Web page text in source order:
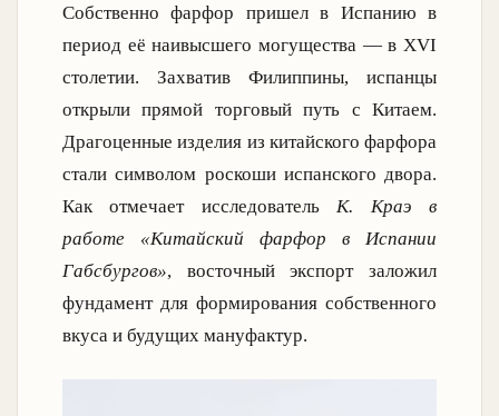
Собственно фарфор пришел в Испанию в
период её наивысшего могущества — в XVI
столетии. Захватив Филиппины, испанцы
открыли прямой торговый путь с Китаем.
Драгоценные изделия из китайского фарфора
стали символом роскоши испанского двора.
Как отмечает исследователь К. Краэ в
работе «Китайский фарфор в Испании
Габсбургов», восточный экспорт заложил
фундамент для формирования собственного
вкуса и будущих мануфактур.